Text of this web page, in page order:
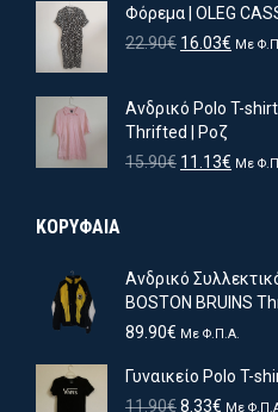
was:
11.90€.
τιμή
είναι:
Φόρεμα | OLEG
22.90€ Original
22.90€.
16.03€ Η
είναι:
Με
Ανδρικό Polo T-shirt
Thrifted | Ροζ
15.90€ Original
11.13€ ΗΜε
ΚΟΡΥΦΑΙΑ
Ανδρικό
BOSTON BRUINS
89.90€ Με Φ.Π.Α.
Γυναικείο Polo T-
11.90€Original
8.33€ ΗΜε